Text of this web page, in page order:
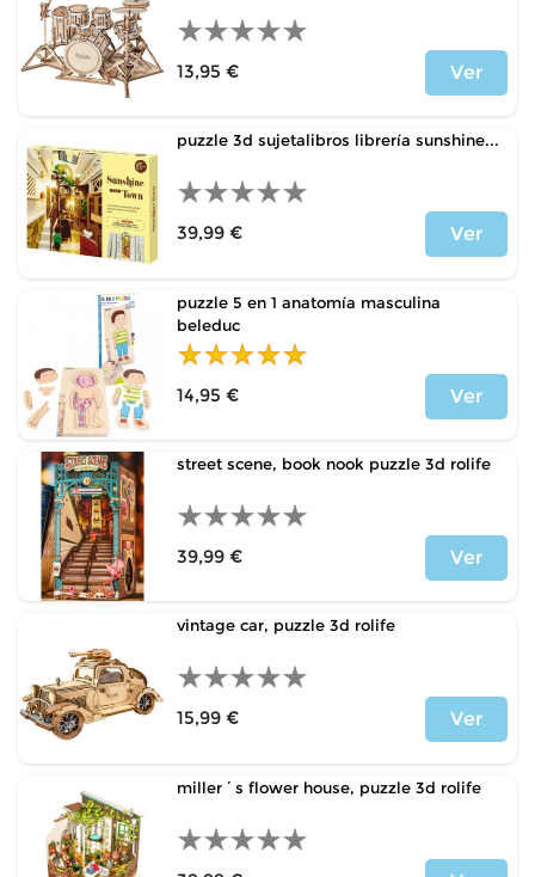
13,95 €
Ver
puzzle 3d sujetalibros librería sunshine...
39,99 €
Ver
puzzle 5 en 1 anatomía masculina
beleduc
14,95 €
Ver
street scene, book nook puzzle 3d rolife
39,99 €
Ver
vintage car, puzzle 3d rolife
15,99 €
Ver
miller´s flower house, puzzle 3d rolife